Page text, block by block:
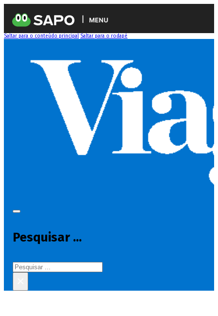
MENU
Saltar para o conteúdo principal Saltar para o rodapé
Pesquisar ...
Pesquisar